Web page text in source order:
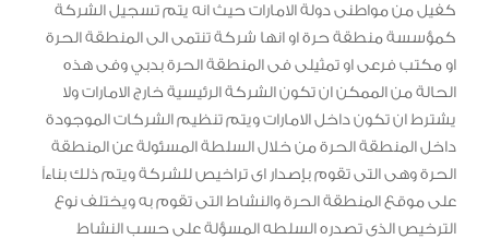
كفيل من مواطنى دولة الامارات حيث انه يتم تسجيل الشركة
كمؤسسة منطقة حرة او انها شركة تنتمى الى المنطقة الحرة
او مكتب فرعى او تمثيلى فى المنطقة الحرة بدبي وفى هذه
الحالة من الممكن ان تكون الشركة الرئيسية خارج الامارات ولا
يشترط ان تكون داخل الامارات ويتم تنظيم الشركات الموجودة
داخل المنطقة الحرة من خلال السلطة المسئولة عن المنطقة
الحرة وهى التى تقوم بإصدار اى تراخيص للشركة ويتم ذلك بناءاً
على موقع المنطقة الحرة والنشاط التى تقوم به ويختلف نوع
الترخيص الذى تصدره السلطه المسؤلة على حسب النشاط